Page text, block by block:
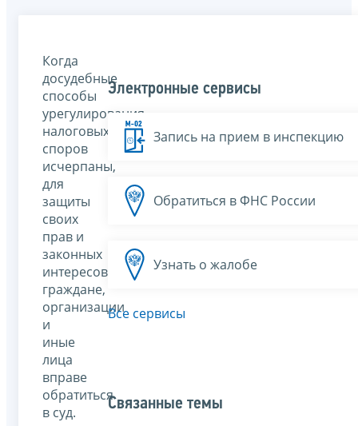
Когда
досудебные
способы
урегулирования
налоговых
споров
исчерпаны,
для
защиты
своих
прав и
законных
интересов
граждане,
организации
и
иные
лица
вправе
обратиться
в суд.
Электронные сервисы
Запись на прием в инспекцию
Обратиться в ФНС России
Узнать о жалобе
Все сервисы
Связанные темы